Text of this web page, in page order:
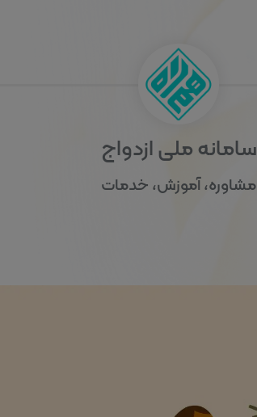
سامانه ملی ازدواج
مشاوره، آموزش، خدمات